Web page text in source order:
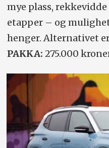
mye plass,
etapper – og
henger. Alternativet
PAKKA: 275.000